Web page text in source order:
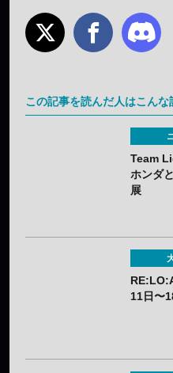
この記事を読んだ人はこん
Team
ホンダ
展
11日〜